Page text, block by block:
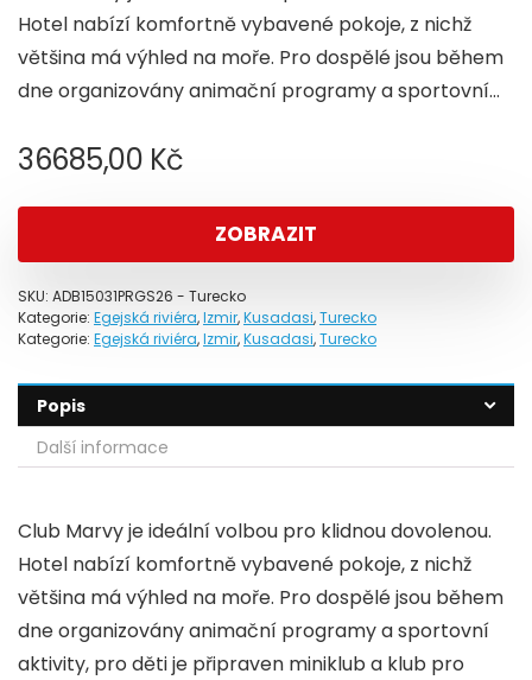
Hotel nabízí komfortně vybavené pokoje, z nichž
většina má výhled na moře. Pro dospělé jsou během
dne organizovány animační programy a sportovní…
36685,00 Kč
ZOBRAZIT
SKU: ADB15031PRGS26 - Turecko
Kategorie: Egejská riviéra,Izmir,Kusadasi,Turecko
Kategorie: Egejská riviéra,Izmir,Kusadasi,Turecko
Popis
Další informace
Club Marvy je ideální volbou pro klidnou dovolenou.
Hotel nabízí komfortně vybavené pokoje, z nichž
většina má výhled na moře. Pro dospělé jsou během
dne organizovány animační programy a sportovní
aktivity, pro děti je připraven miniklub a klub pro